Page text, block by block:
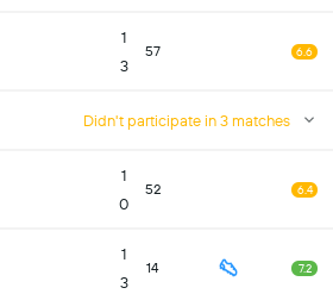
1
3
57 6.6
Didn't participate in 3 matches
1
0
52 6.4
1
3
14 7.2